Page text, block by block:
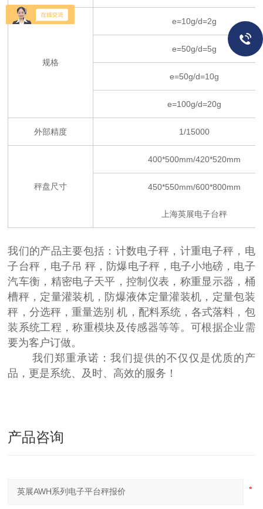
规格
e=10g/d=2g
e=50g/d=5g
e=50g/d=10g
e=100g/d=20g
外部精度 1/15000
秤盘尺寸
400*500mm/420*520mm
450*550mm/600*800mm
上海英展电子台秤
我们的产品主要包括：计数电子秤，计重电子秤，电
子台秤，电子吊 秤，防爆电子秤，电子小地磅，电子
汽车衡，精密电子天平，控制仪表，称重显示器，桶
槽秤，定量灌装机，防爆液体定量灌装机，定量包装
秤，分选秤，重量选别 机，配料系统，各式落料，包
装系统工程，称重模块及传感器等等。可根据企业需
要为客户订做。
我们郑重承诺：我们提供的不仅仅是优质的产
品，更是系统、及时、高效的服务！
产品咨询